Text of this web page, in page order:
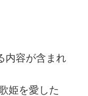
内容が含まれ
姫を愛した